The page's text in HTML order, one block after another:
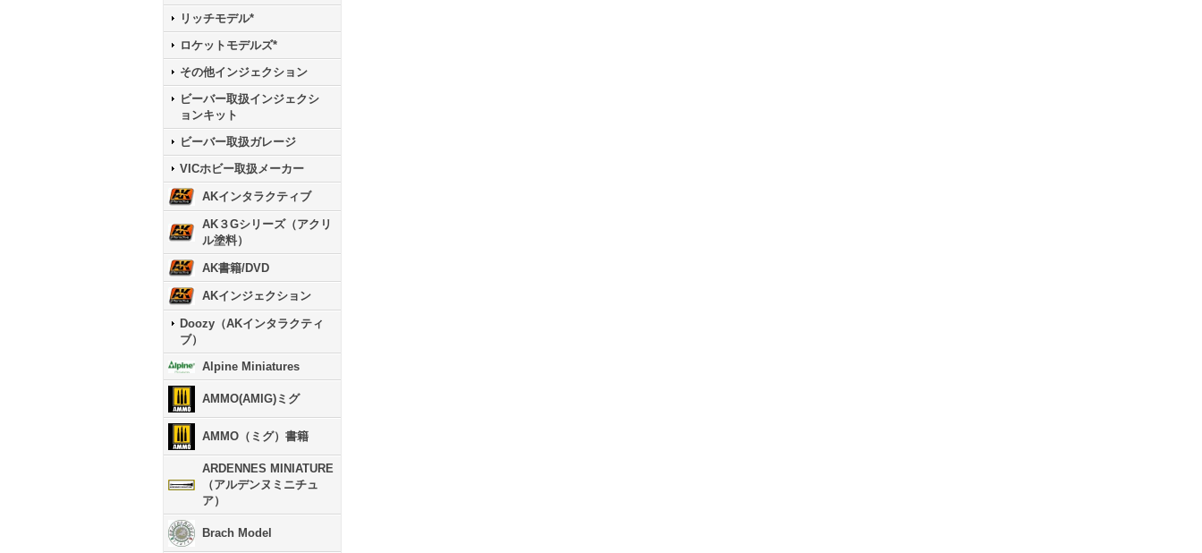
リッチモデル*
ロケットモデルズ*
その他インジェクション
ビーバー取扱インジェクシ
ョンキット
ビーバー取扱ガレージ
VICホビー取扱メーカー
AKインタラクティブ
AK３Gシリーズ（アクリ
ル塗料）
AK書籍/DVD
AKインジェクション
Doozy（AKインタラクティ
ブ）
Alpine Miniatures
AMMO(AMIG)ミグ
AMMO（ミグ）書籍
ARDENNES MINIATURE
（アルデンヌミニチュ
ア）
Brach Model